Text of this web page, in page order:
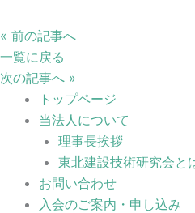
« 前の記事へ
一覧に戻る
次の記事へ »
トップページ
当法人について
理事長挨拶
東北建設技術研究会と
お問い合わせ
入会のご案内・申し込み